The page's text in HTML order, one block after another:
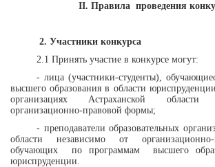
II. Правила проведения
2. Участники конкурса
2.1 Принять участие в конкурсе могут:
- лица (участники-студенты),
высшего образования в области
организациях Астраханской
организационно-правовой формы;
- преподаватели образовательных
области независимо от
обучающих
по программам
высшего
юриспруденции.